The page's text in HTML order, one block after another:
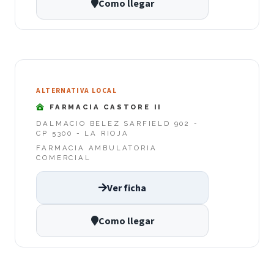
Como llegar
ALTERNATIVA LOCAL
FARMACIA CASTORE II
DALMACIO BELEZ SARFIELD 902 -
CP 5300 - LA RIOJA
FARMACIA AMBULATORIA
COMERCIAL
Ver ficha
Como llegar